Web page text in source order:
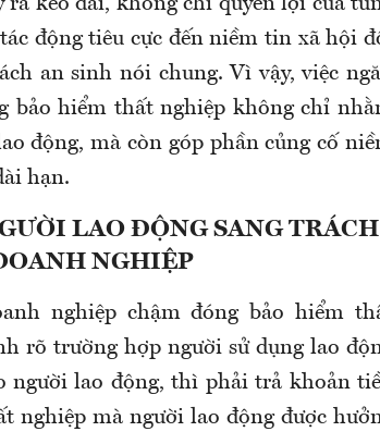
động tiêu cực đến niềm tin xã hội
an sinh nói chung. Vì vậy, việc
bảo hiểm thất nghiệp không chỉ
động, mà còn góp phần củng cố
hạn.
LAO ĐỘNG SANG TRÁCH
NGHIỆP
nghiệp chậm đóng bảo hiểm
rõ trường hợp người sử dụng lao
người lao động, thì phải trả khoản
nghiệp mà người lao động được